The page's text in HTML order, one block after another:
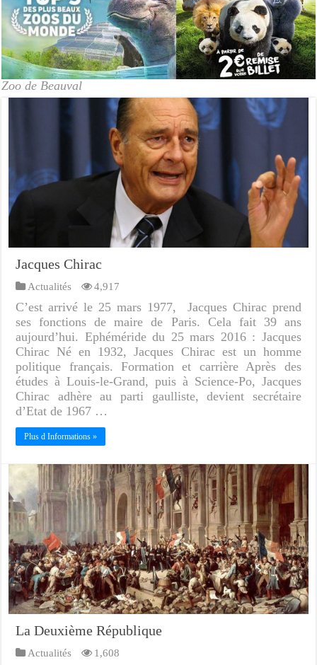
Zoo de Beauval
Jacques Chirac
Actualités 4,917
C’est arrivé le 25 mars 1977, Jacques Chirac prend
ses fonctions de maire de Paris. Cela fait 39 ans
aujourd’hui. Ephéméride du 25 mars 2016 : Jacques
Chirac Né en 1932, Jacques Chirac est un homme
politique français. Formation et carrière Après des
études à Louis-le-Grand, puis à Science-Po, Jacques
Chirac adhère au parti gaulliste, devient secrétaire
d’Etat de 1967 …
Plus d Informations »
La Deuxième République
Actualités 1,608